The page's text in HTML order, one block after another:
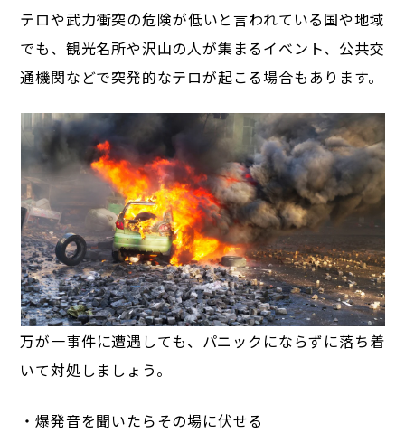
テロや武力衝突の危険が低いと言われている国や地域
でも、 観光名所や沢山の人が集まるイベント、公共交
通機関などで突発的なテロが起こる場合もあります。
万が一事件に遭遇しても、パニックにならずに落ち着
いて対処しましょう。
・爆発音を聞いたらその場に伏せる